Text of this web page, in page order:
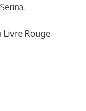
Livre Rouge